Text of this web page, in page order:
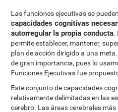
Las funciones ejecutivas se
capacidades cognitivas
autorregular la propia conducta.
permite establecer, mantener,
plan de acción dirigido a una
de gran importancia, pues lo
Funciones Ejecutivas fue
Este conjunto de capacidades
relativamente delimitadas en las
cerebro. Las áreas cerebrales